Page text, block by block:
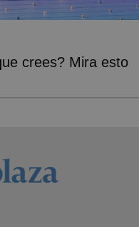
crees? Mira esto